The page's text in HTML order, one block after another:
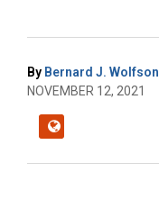
By Bernard J. Wolfson
NOVEMBER 12, 2021